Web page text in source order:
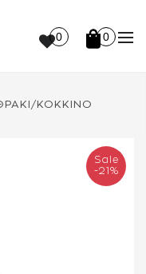
0 0
ΚΟΚΚΙΝΟ
Sale
-21%